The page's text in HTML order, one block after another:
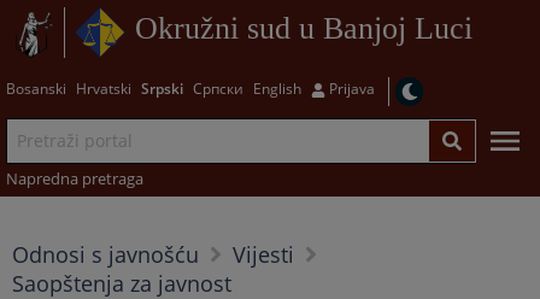
Okružni sud u Banjoj Luci
Bosanski Hrvatski Srpski Српски English Prijava
Napredna pretraga
Odnosi s javnošću
Vijesti
Saopštenja za javnost